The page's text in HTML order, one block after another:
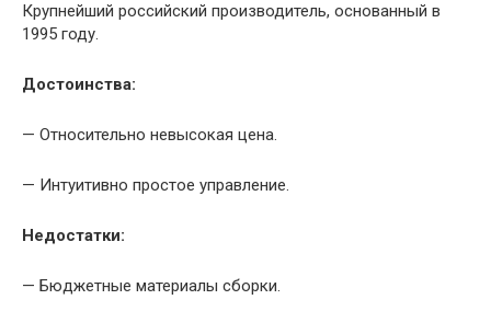
Крупнейший российский производитель, основанный в
1995 году.
Достоинства:
— Относительно невысокая цена.
— Интуитивно простое управление.
Недостатки:
— Бюджетные материалы сборки.